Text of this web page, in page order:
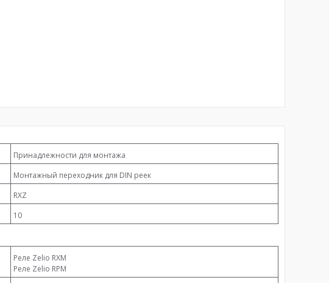
Принадлежности для монтажа
Монтажный переходник для DIN реек
RXZ
10
Реле Zelio RXM
Реле Zelio RPM